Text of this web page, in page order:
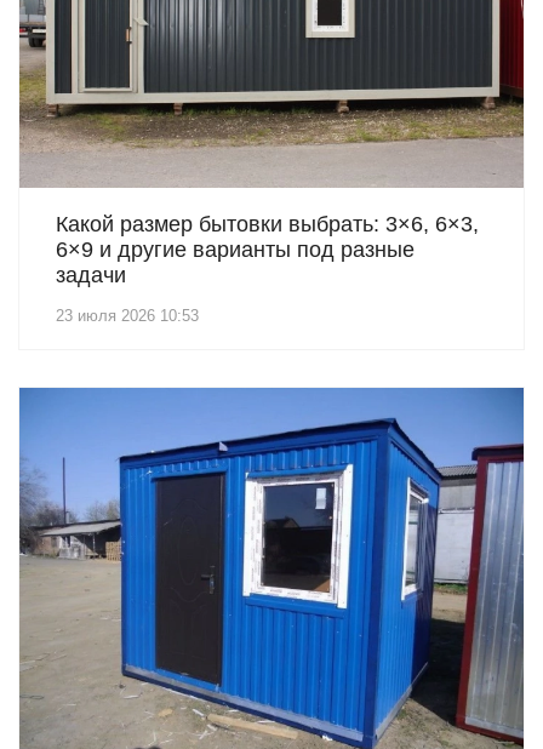
Какой размер бытовки выбрать: 3×6, 6×3,
6×9 и другие варианты под разные
задачи
23 июля 2026 10:53